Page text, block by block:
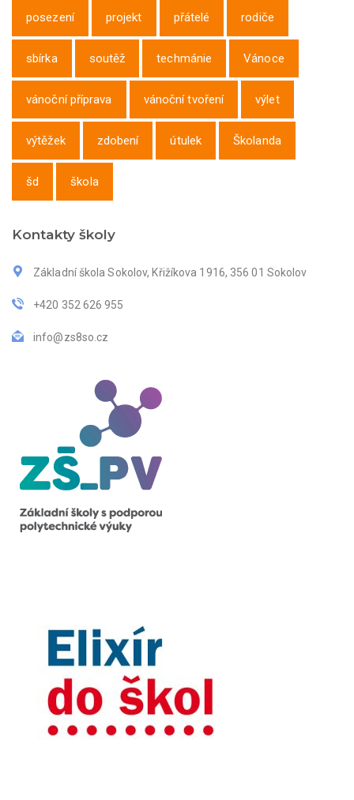
posezení projekt přátelé rodiče
sbírka soutěž techmánie Vánoce
vánoční příprava vánoční tvoření výlet
výtěžek zdobení útulek Školanda
šd škola
Kontakty školy
Základní škola Sokolov, Křižíkova 1916, 356 01 Sokolov
+420 352 626 955
info@zs8so.cz